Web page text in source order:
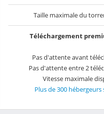
Taille maximale du
Téléchargement
Pas d'attente avant
Pas d'attente entre 2
Vitesse maximale
Plus de 300